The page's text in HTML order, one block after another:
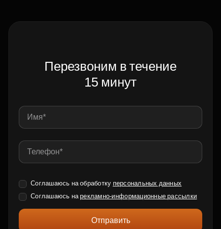
Перезвоним в течение
15 минут
Соглашаюсь на обработку персональных данных
Соглашаюсь нарекламно-информационные рассылки
Отправить